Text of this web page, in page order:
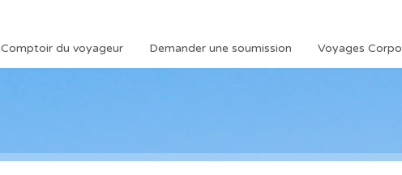
Comptoir du voyageur Demander une soumission Voyages Corpo